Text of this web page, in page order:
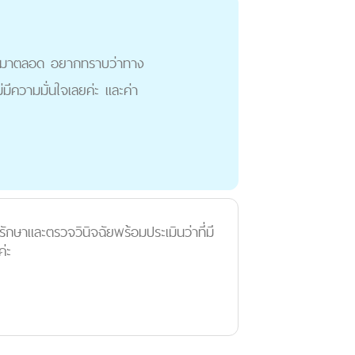
ตลอด อยากทราบว่าทาง
ความมั่นใจเลยค่ะ และค่า
าและตรวจวินิจฉัยพร้อมประเมินว่าที่มี